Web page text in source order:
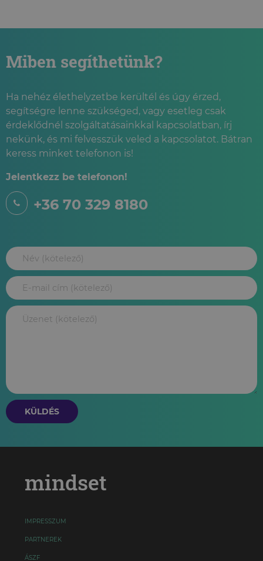
Miben segíthetünk?
Ha nehéz élethelyzetbe kerültél és úgy érzed,
segítségre lenne szükséged, vagy esetleg csak
érdeklődnél szolgáltatásainkkal kapcsolatban, írj
nekünk, és mi felvesszük veled a kapcsolatot. Bátran
keress minket telefonon is!
Jelentkezz be telefonon!
+36 70 329 8180
KÜLDÉS
mindset
IMPRESSZUM
PARTNEREK
ÁSZF